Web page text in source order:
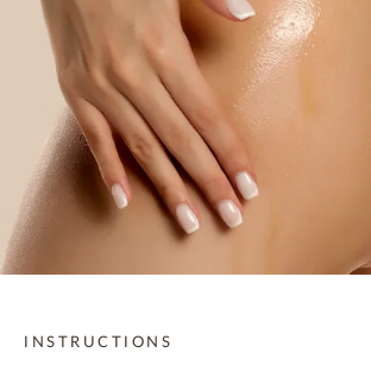
INSTRUCTIONS